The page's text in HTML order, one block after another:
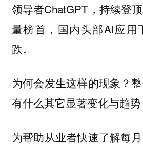
领导者ChatGPT，持续登
量榜首，国内头部AI应用
跌。
为何会发生这样的现象？
有什么其它显著变化与趋势
为帮助从业者快速了解每